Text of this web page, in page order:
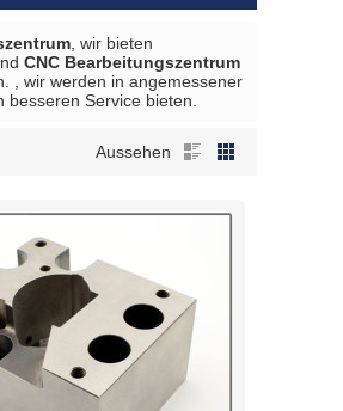
, wir bieten
CNC Bearbeitungszentrum
, wir werden in angemessener
besseren Service bieten.
Aussehen